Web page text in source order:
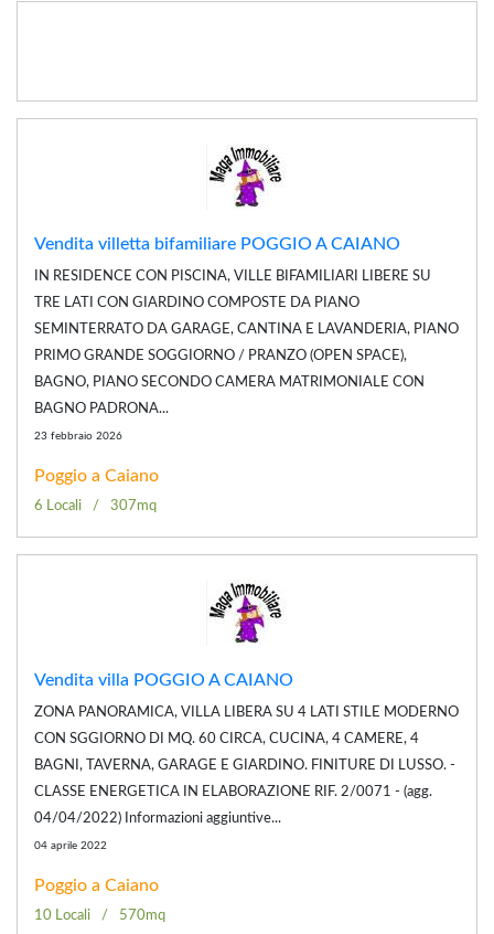
Vendita villetta bifamiliare POGGIO A CAIANO
IN RESIDENCE CON PISCINA, VILLE BIFAMILIARI LIBERE SU
TRE LATI CON GIARDINO COMPOSTE DA PIANO
SEMINTERRATO DA GARAGE, CANTINA E LAVANDERIA, PIANO
PRIMO GRANDE SOGGIORNO / PRANZO (OPEN SPACE),
BAGNO, PIANO SECONDO CAMERA MATRIMONIALE CON
BAGNO PADRONA...
23 febbraio 2026
Poggio a Caiano
6 Locali 307mq
Vendita villa POGGIO A CAIANO
ZONA PANORAMICA, VILLA LIBERA SU 4 LATI STILE MODERNO
CON SGGIORNO DI MQ. 60 CIRCA, CUCINA, 4 CAMERE, 4
BAGNI, TAVERNA, GARAGE E GIARDINO. FINITURE DI LUSSO. -
CLASSE ENERGETICA IN ELABORAZIONE RIF. 2/0071 - (agg.
04/04/2022) Informazioni aggiuntive...
04 aprile 2022
Poggio a Caiano
10 Locali 570mq